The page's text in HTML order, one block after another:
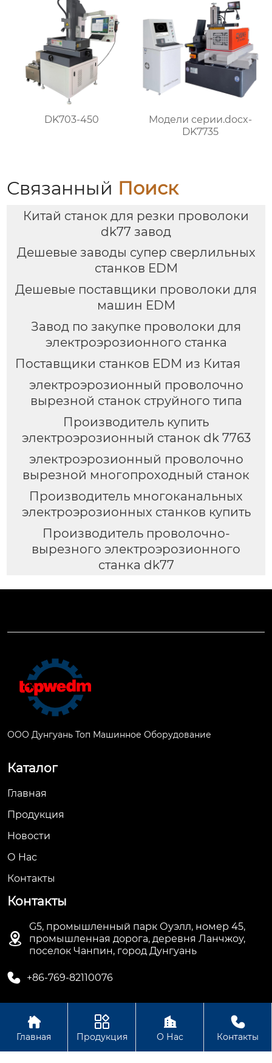
DK703-450
Модели серии.docx-
DK7735
Связанный Поиск
Китай станок для резки проволоки
dk77 завод
Дешевые заводы супер сверлильных
станков EDM
Дешевые поставщики проволоки для
машин EDM
Завод по закупке проволоки для
электроэрозионного станка
Поставщики станков EDM из Китая
электроэрозионный проволочно
вырезной станок струйного типа
Производитель купить
электроэрозионный станок dk 7763
электроэрозионный проволочно
вырезной многопроходный станок
Производитель многоканальных
электроэрозионных станков купить
Производитель проволочно-
вырезного электроэрозионного
станка dk77
ООО Дунгуань Топ Машинное Оборудование
Каталог
Главная
Продукция
Новости
О Hас
Контакты
Контакты

G5, промышленный парк Оуэлл, номер 45,
промышленная дорога, деревня Ланчжоу,
поселок Чанпин, город Дунгуань
 +86-769-82110076
Авторское право©ООО Дунгуань Топ Машинное
Оборудование

Главная

Продукция

О Нас

Контакты